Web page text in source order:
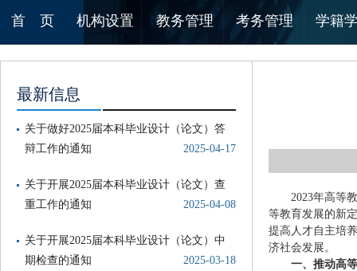
首 页 机构设置 教务管理 考务管理 学籍
最新信息
关于做好2025届本科毕业设计（论文）答
辩工作的通知
2025-04-17
关于开展2025届本科毕业设计（论文）查
重工作的通知
2025-04-08
关于开展2025届本科毕业设计（论文）中
期检查的通知
2025-03-18
2023年高等
等教育发展的新
提高人才自主培
济社会发展。
一、推动高